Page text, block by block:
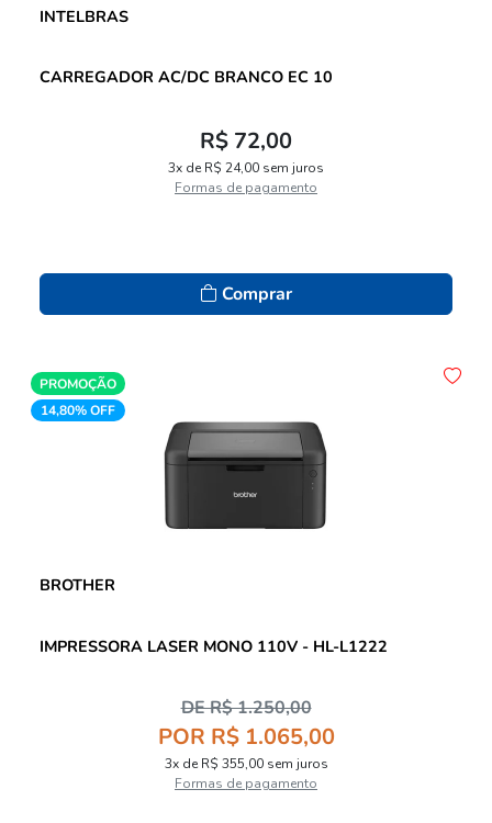
INTELBRAS
CARREGADOR AC/DC BRANCO EC 10
R$ 72,00
3x de R$ 24,00 sem juros
Formas de pagamento
Comprar
PROMOÇÃO
14,80% OFF
BROTHER
IMPRESSORA LASER MONO 110V - HL-L1222
DE R$ 1.250,00
POR R$ 1.065,00
3x de R$ 355,00 sem juros
Formas de pagamento